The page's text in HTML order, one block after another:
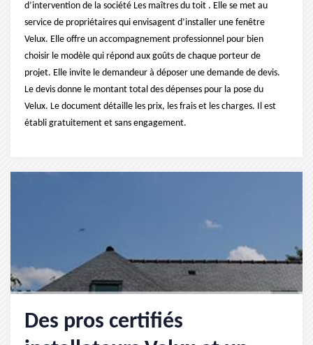
d’intervention de la société Les maîtres du toit . Elle se met au
service de propriétaires qui envisagent d’installer une fenêtre
Velux. Elle offre un accompagnement professionnel pour bien
choisir le modèle qui répond aux goûts de chaque porteur de
projet. Elle invite le demandeur à déposer une demande de devis.
Le devis donne le montant total des dépenses pour la pose du
Velux. Le document détaille les prix, les frais et les charges. Il est
établi gratuitement et sans engagement.
Des pros certifiés